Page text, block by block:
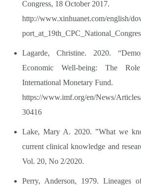
Congress, 18 October 2017.
http://www.xinhuanet.com/english/
Lagarde, Christine. 2020.
Economic Well-being: The
International Monetary Fund.
https://www.imf.org/en/News/
30416
Lake, Mary A. 2020. ‟What we
current clinical knowledge and
Vol. 20, No 2/2020.
Perry, Anderson, 1979. Lineages